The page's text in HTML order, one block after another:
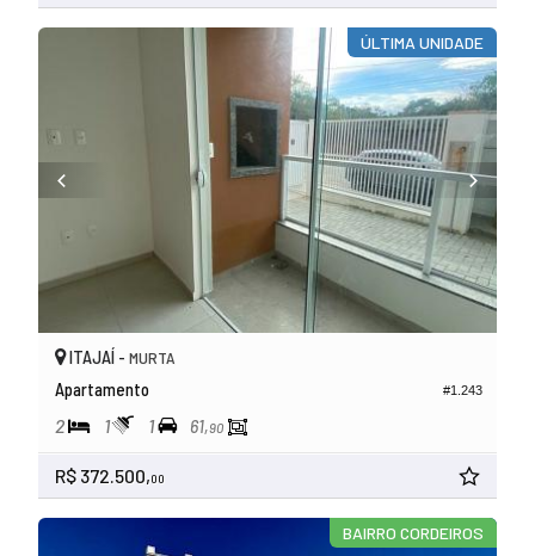
ÚLTIMA UNIDADE
#1.243
ITAJAÍ - MURTA
Apartamento
2 1 1 61,90
R$ 372.500,00
BAIRRO CORDEIROS